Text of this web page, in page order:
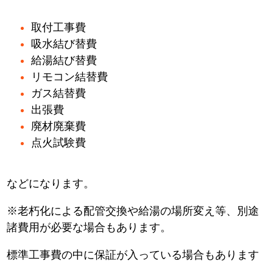
取付工事費
吸水結び替費
給湯結び替費
リモコン結替費
ガス結替費
出張費
廃材廃棄費
点火試験費
などになります。
※老朽化による配管交換や給湯の場所変え等、別途
諸費用が必要な場合もあります。
標準工事費の中に保証が入っている場合もあります